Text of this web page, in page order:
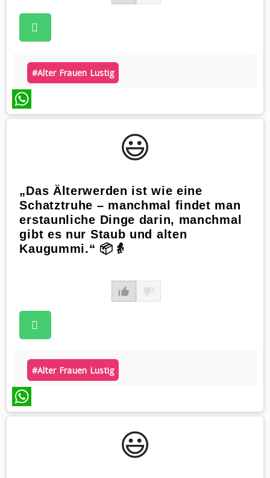
#alter Frauen Lustig
WhatsApp
😃️
„Das Älterwerden ist wie eine
Schatztruhe – manchmal findet man
erstaunliche Dinge darin, manchmal
gibt es nur Staub und alten
Kaugummi.“ 📦👵
#alter Frauen Lustig
WhatsApp
😃️